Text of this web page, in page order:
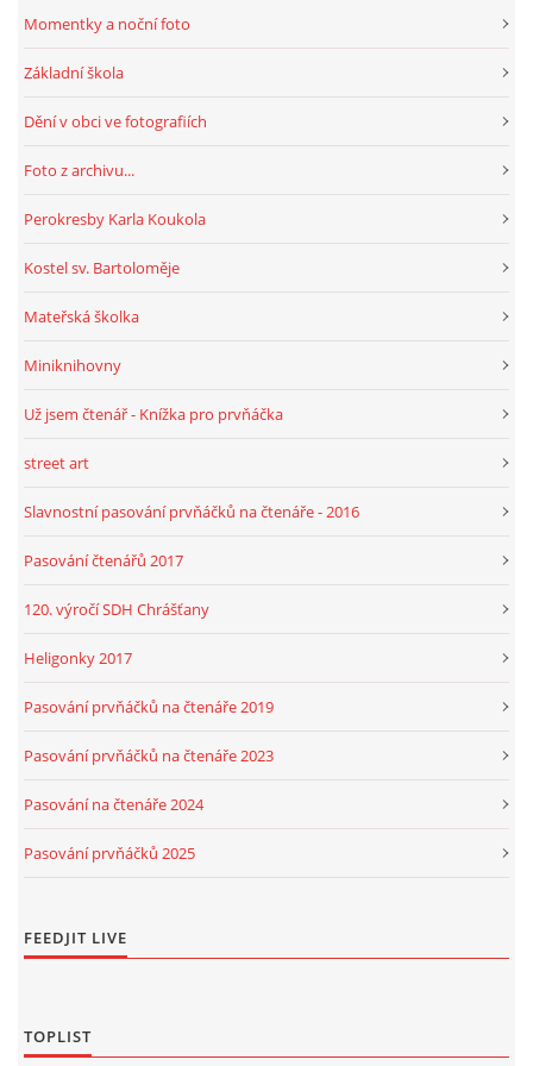
HRY, KVÍZY, VZDĚLÁVÁNÍ ON-LINE
© 2026 eStránky.cz Aktualizováno: 1. 8. 2026
Momentky a noční foto
Základní škola
Dění v obci ve fotografiích
Foto z archivu...
Perokresby Karla Koukola
Kostel sv. Bartoloměje
Mateřská školka
Miniknihovny
Už jsem čtenář - Knížka pro prvňáčka
street art
Slavnostní pasování prvňáčků na čtenáře - 2016
Pasování čtenářů 2017
120. výročí SDH Chrášťany
Heligonky 2017
Pasování prvňáčků na čtenáře 2019
Pasování prvňáčků na čtenáře 2023
Pasování na čtenáře 2024
Pasování prvňáčků 2025
FEEDJIT LIVE
TOPLIST